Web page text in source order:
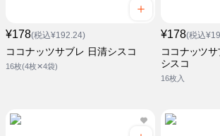
¥178(税込¥192.24)
ココナッツサブレ 日清シスコ
16枚(4枚✕4袋)
¥178(税込
ココナッツ
シスコ
16枚入